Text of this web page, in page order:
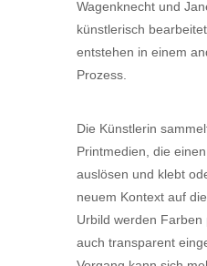
Wagenknecht und
künstlerisch
entstehen in einem
Prozess.
Die Künstlerin
Printmedien, die
auslösen und klebt
neuem Kontext auf
Urbild werden
auch transparent